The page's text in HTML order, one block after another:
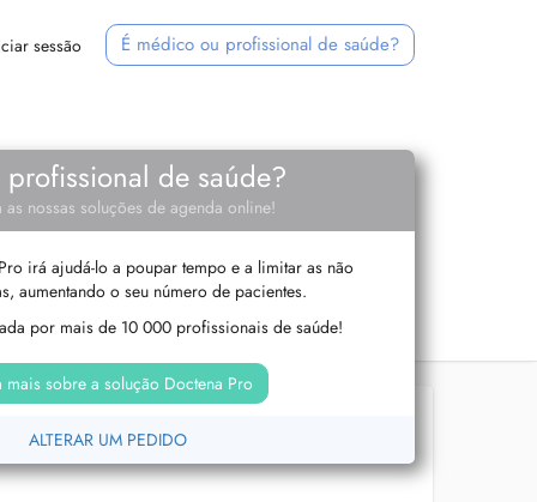
sessão É médico ou profissional de saúde?
profissional de saúde?
as nossas soluções de agenda online!
irá ajudá-lo a poupar tempo e a limitar as não
aumentando o seu número de pacientes.
por mais de 10 000 profissionais de saúde!
mais sobre a solução Doctena Pro
ALTERAR UM PEDIDO